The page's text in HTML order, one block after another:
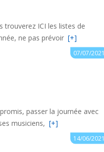
trouverez ICI les listes de
ne pas prévoir [+]
07/07/2021
passer la journée avec
musiciens, [+]
14/06/2021